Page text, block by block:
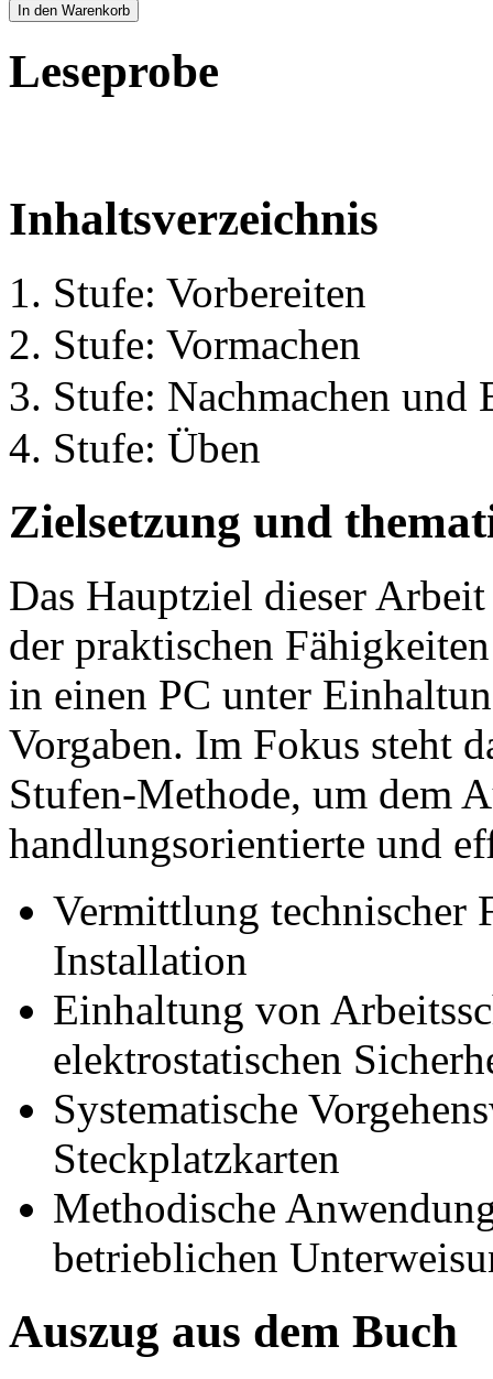
In den Warenkorb
Leseprobe
Inhaltsverzeichnis
1. Stufe: Vorbereiten
2. Stufe: Vormachen
3. Stufe: Nachmachen und
4. Stufe: Üben
Zielsetzung und
Das Hauptziel dieser
der praktischen
in einen PC unter
Vorgaben. Im Fokus steht
Stufen-Methode, um dem
handlungsorientierte und
Vermittlung technischer
Installation
Einhaltung von
elektrostatischen
Systematische
Steckplatzkarten
Methodische
betrieblichen
Auszug aus dem Buch